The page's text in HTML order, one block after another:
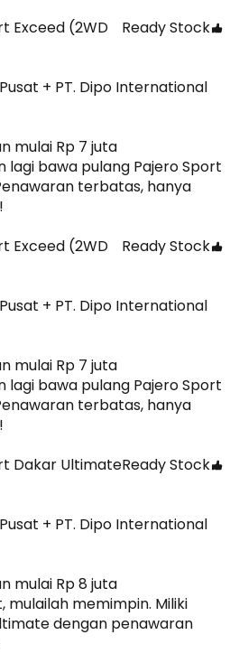
Exceed (2WD
Ready Stock
+ PT. Dipo International
mulai Rp 7 juta
lagi bawa pulang Pajero Sport
terbatas, hanya
Exceed (2WD
Ready Stock
+ PT. Dipo International
mulai Rp 7 juta
lagi bawa pulang Pajero Sport
terbatas, hanya
Dakar UltimateReady Stock
+ PT. Dipo International
mulai Rp 8 juta
mulailah memimpin. Miliki
dengan penawaran